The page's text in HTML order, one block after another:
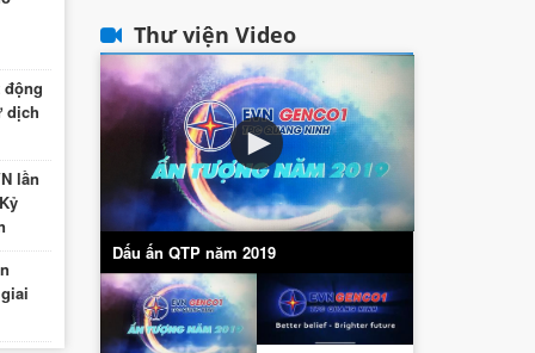
tổ
động
dịch
lần
Thư viện Video
Dấu ấn QTP năm 2019